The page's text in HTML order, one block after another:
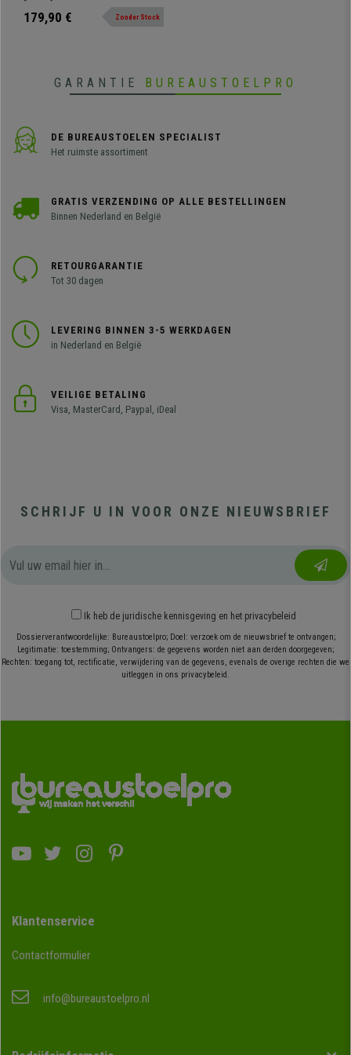
model van hoge kwaliteit met een
opvallend ergonomisch ontwerp.
179,90 € Zonder Stock
GARANTIE BUREAUSTOELPRO
DE BUREAUSTOELEN SPECIALIST
Het ruimste assortiment
GRATIS VERZENDING OP ALLE BESTELLINGEN
Binnen Nederland en België
RETOURGARANTIE
Tot 30 dagen
LEVERING BINNEN 3-5 WERKDAGEN
in Nederland en België
VEILIGE BETALING
Visa, MasterCard, Paypal, iDeal
SCHRIJF U IN VOOR ONZE NIEUWSBRIEF
Ik heb de juridische kennisgeving en het privacybeleid
Dossierverantwoordelijke: Bureaustoelpro; Doel: verzoek om de nieuwsbrief te ontvangen;
Legitimatie: toestemming; Ontvangers: de gegevens worden niet aan derden doorgegeven;
Rechten: toegang tot, rectificatie, verwijdering van de gegevens, evenals de overige rechten die we
uitleggen in ons privacybeleid.
Klantenservice
Contactformulier
info@bureaustoelpro.nl